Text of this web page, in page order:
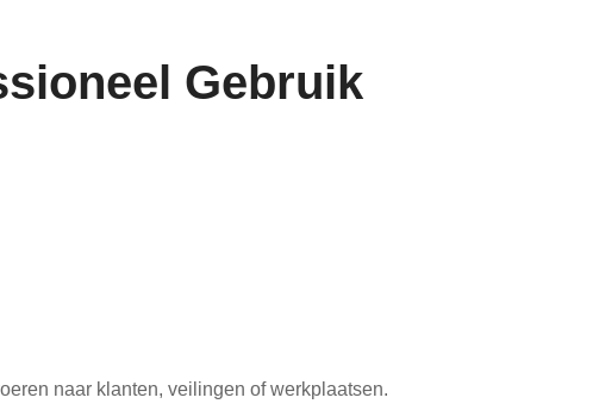
Gebruik
naar klanten, veilingen of werkplaatsen.